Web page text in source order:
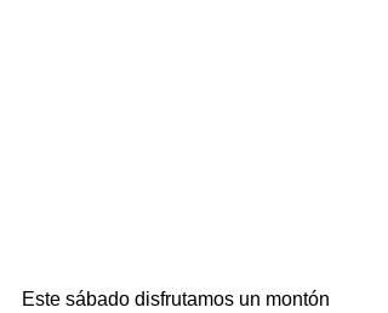
Este sábado disfrutamos un montón